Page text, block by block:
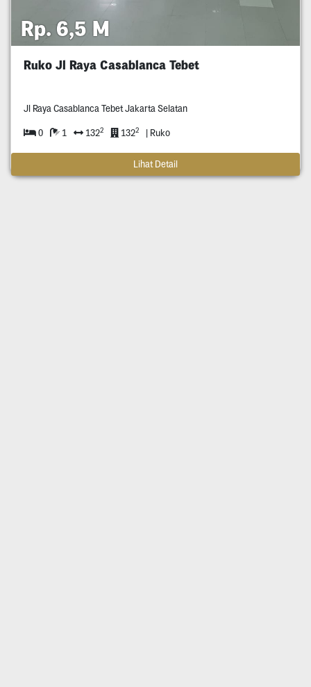
Rp. 6,5 M
Ruko Jl Raya Casablanca Tebet
Jl Raya Casablanca Tebet Jakarta Selatan
0 1 1322 1322 | Ruko
Lihat Detail